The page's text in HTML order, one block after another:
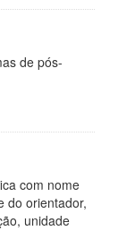
de pós-
com nome
do orientador,
unidade